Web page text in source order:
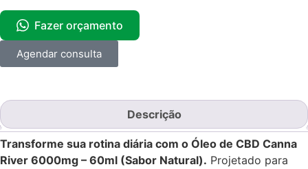
Fazer orçamento
Agendar consulta
Descrição
Transforme sua rotina diária com o Óleo de CBD Canna
River 6000mg – 60ml (Sabor Natural). Projetado para